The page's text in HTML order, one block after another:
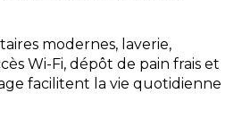
modernes, laverie,
Wi-Fi, dépôt de pain frais et
facilitent la vie quotidienne